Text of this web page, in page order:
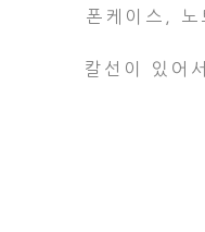
폰케이스,
칼선이 있어